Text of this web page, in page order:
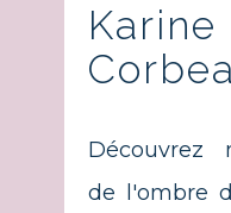
Karine
Découvrez
de l'ombre